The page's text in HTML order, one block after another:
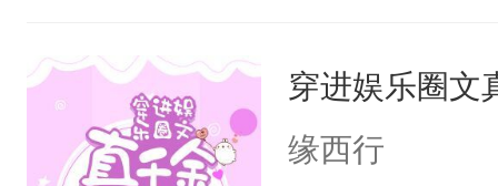
使劲，蝴蝶近
随着宮殊的体
穿进娱乐圈文
缘西行